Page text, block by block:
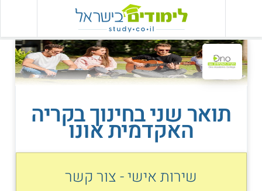
תואר שני בחינוך בקריה
האקדמית אונו
שירות אישי - צור קשר